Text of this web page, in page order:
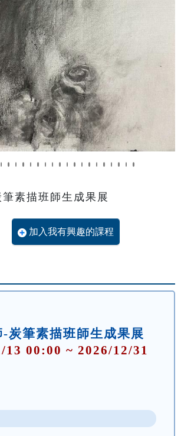
素描班師生成果展
加入我有興趣的課程
炭筆素描班師生成果展
13 00:00 ~ 2026/12/31